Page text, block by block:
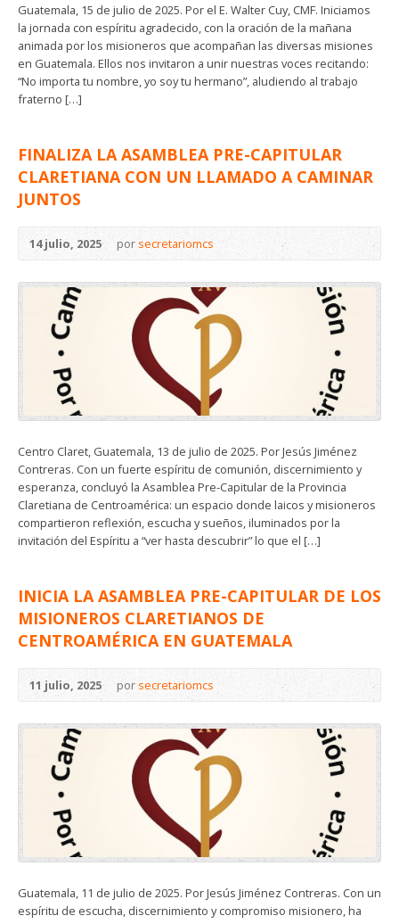
Guatemala, 15 de julio de 2025. Por el E. Walter Cuy, CMF. Iniciamos
la jornada con espíritu agradecido, con la oración de la mañana
animada por los misioneros que acompañan las diversas misiones
en Guatemala. Ellos nos invitaron a unir nuestras voces recitando:
“No importa tu nombre, yo soy tu hermano”, aludiendo al trabajo
fraterno […]
FINALIZA LA ASAMBLEA PRE-CAPITULAR
CLARETIANA CON UN LLAMADO A CAMINAR
JUNTOS
14 julio, 2025 por secretariomcs
Centro Claret, Guatemala, 13 de julio de 2025. Por Jesús Jiménez
Contreras. Con un fuerte espíritu de comunión, discernimiento y
esperanza, concluyó la Asamblea Pre-Capitular de la Provincia
Claretiana de Centroamérica: un espacio donde laicos y misioneros
compartieron reflexión, escucha y sueños, iluminados por la
invitación del Espíritu a “ver hasta descubrir” lo que el […]
INICIA LA ASAMBLEA PRE-CAPITULAR DE LOS
MISIONEROS CLARETIANOS DE
CENTROAMÉRICA EN GUATEMALA
11 julio, 2025 por secretariomcs
Guatemala, 11 de julio de 2025. Por Jesús Jiménez Contreras. Con un
espíritu de escucha, discernimiento y compromiso misionero, ha